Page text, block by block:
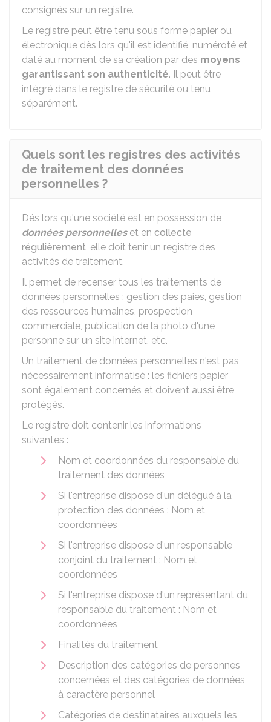
consignés sur un registre.
Le registre peut être tenu sous forme papier ou
électronique dès lors qu'il est identifié, numéroté et
daté au moment de sa création par des moyens
garantissant son authenticité. Il peut être
intégré dans le registre de sécurité ou tenu
séparément.
Quels sont les registres des activités
de traitement des données
personnelles ?
Dés lors qu'une société est en possession de
données personnelleset en collecte
régulièrement, elle doit tenir un registre des
activités de traitement.
Il permet de recenser tous les traitements de
données personnelles : gestion des paies, gestion
des ressources humaines, prospection
commerciale, publication de la photo d'une
personne sur un site internet, etc.
Un traitement de données personnelles n'est pas
nécessairement informatisé : les fichiers papier
sont également concernés et doivent aussi être
protégés.
Le registre doit contenir les informations
suivantes :
Nom et coordonnées du responsable du
traitement des données
Si l'entreprise dispose d'un délégué à la
protection des données : Nom et
coordonnées
Si l'entreprise dispose d'un responsable
conjoint du traitement : Nom et
coordonnées
Si l'entreprise dispose d'un représentant du
responsable du traitement : Nom et
coordonnées
Finalités du traitement
Description des catégories de personnes
concernées et des catégories de données
à caractère personnel
Catégories de destinataires auxquels les